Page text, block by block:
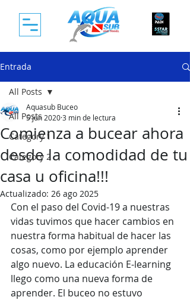
Entrada
All Posts
Category 1
Category 2
All Posts
Comienza a bucear ahora
desde la comodidad de tu
casa u oficina!!!
Aquasub Buceo
5 jun 20203 min de lectura
Actualizado: 26 ago 2025
Con el paso del Covid-19 a nuestras
vidas tuvimos que hacer cambios en
nuestra forma habitual de hacer las
cosas, como por ejemplo aprender
algo nuevo. La educación E-learning
llego como una nueva forma de
aprender. El buceo no estuvo